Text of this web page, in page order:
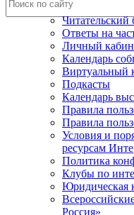
Ответы на
Личный
Календарь
Виртуальный
Подкасты
Календарь
Правила
Правила
Условия и
ресурсам
Политика
Клубы по
Юридическая
Россия»